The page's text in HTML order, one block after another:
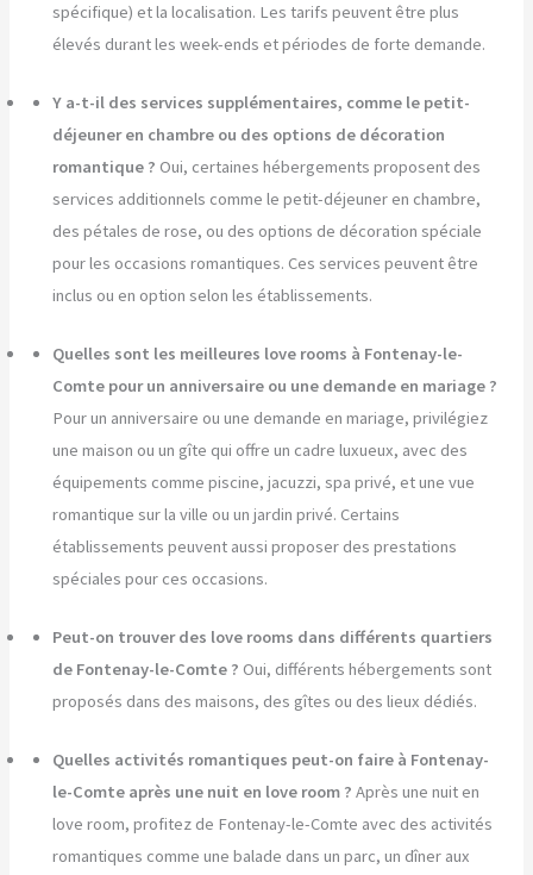
spécifique) et la localisation. Les tarifs peuvent être plus
élevés durant les week-ends et périodes de forte demande.
Y a-t-il des services supplémentaires, comme le petit-
déjeuner en chambre ou des options de décoration
romantique ? Oui, certaines hébergements proposent des
services additionnels comme le petit-déjeuner en chambre,
des pétales de rose, ou des options de décoration spéciale
pour les occasions romantiques. Ces services peuvent être
inclus ou en option selon les établissements.
Quelles sont les meilleures love rooms à Fontenay-le-
Comte pour un anniversaire ou une demande en mariage ?
Pour un anniversaire ou une demande en mariage, privilégiez
une maison ou un gîte qui offre un cadre luxueux, avec des
équipements comme piscine, jacuzzi, spa privé, et une vue
romantique sur la ville ou un jardin privé. Certains
établissements peuvent aussi proposer des prestations
spéciales pour ces occasions.
Peut-on trouver des love rooms dans différents quartiers
de Fontenay-le-Comte ? Oui, différents hébergements sont
proposés dans des maisons, des gîtes ou des lieux dédiés.
Quelles activités romantiques peut-on faire à Fontenay-
le-Comte après une nuit en love room ? Après une nuit en
love room, profitez de Fontenay-le-Comte avec des activités
romantiques comme une balade dans un parc, un dîner aux